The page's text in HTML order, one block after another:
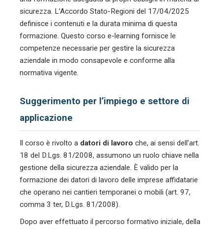
sicurezza. L’Accordo Stato-Regioni del 17/04/2025
definisce i contenuti e la durata minima di questa
formazione. Questo corso e-learning fornisce le
competenze necessarie per gestire la sicurezza
aziendale in modo consapevole e conforme alla
normativa vigente.
Suggerimento per l’impiego e settore di
applicazione
Il corso è rivolto a datori di lavoro che, ai sensi dell’art.
18 del D.Lgs. 81/2008, assumono un ruolo chiave nella
gestione della sicurezza aziendale. È valido per la
formazione dei datori di lavoro delle imprese affidatarie
che operano nei cantieri temporanei o mobili (art. 97,
comma 3 ter, D.Lgs. 81/2008).
Dopo aver effettuato il percorso formativo iniziale, della